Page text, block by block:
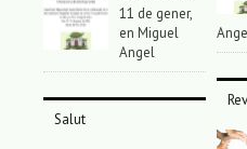
11 de gener,
en Miguel
Angel
Salut